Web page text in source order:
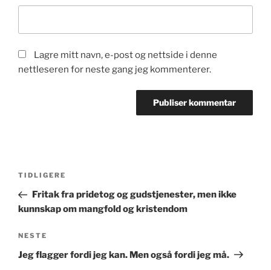
Lagre mitt navn, e-post og nettside i denne
nettleseren for neste gang jeg kommenterer.
Innleggsnavigasjon
Forrige
innlegg
TIDLIGERE
Fritak fra pridetog og gudstjenester, men ikke
kunnskap om mangfold og kristendom
Neste
innlegg
NESTE
Jeg flagger fordi jeg kan. Men også fordi jeg må.